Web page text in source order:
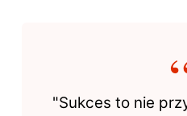
"Sukces to nie